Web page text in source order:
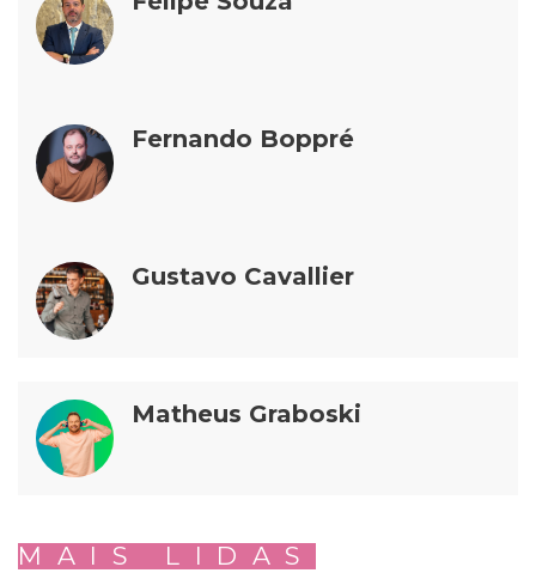
Fernando Boppré
Gustavo Cavallier
Matheus Graboski
MAIS LIDAS